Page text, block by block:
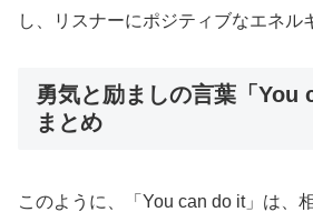
し、リスナーにポジティブなエネル
勇気と励ましの言葉「You
まとめ
このように、「You can do it」は、